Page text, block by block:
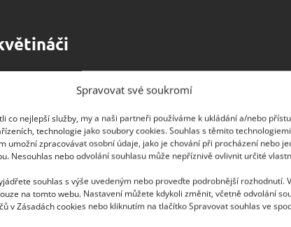
Spravovat své soukromí
co nejlepší služby, my a naši partneři používáme k ukládání a/nebo
technologie jako soubory cookies. Souhlas s těmito
umožní zpracovávat osobní údaje, jako je chování při procházení nebo
Nesouhlas nebo odvolání souhlasu může nepříznivě ovlivnit určité
souhlas s výše uvedeným nebo proveďte podrobnější rozhodnutí.
na tomto webu. Nastavení můžete kdykoli změnit, včetně odvolání
v Zásadách cookies nebo kliknutím na tlačítko Spravovat souhlas ve
rostliny viditelnou plíseň. Substrát
draselného. Už to by mohlo
však bohužel objeví znovu apak je třeba
dostatečně velké odtokové otvory na spodku
Ujistěte se, že je rostlina v dostatečně lehké
ji více provzdušní.